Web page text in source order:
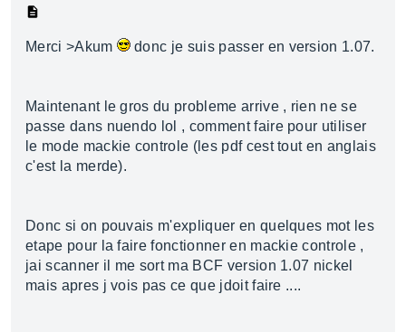
Merci >Akum donc je suis passer en version 1.07.
Maintenant le gros du probleme arrive , rien ne se
passe dans nuendo lol , comment faire pour utiliser
le mode mackie controle (les pdf cest tout en anglais
c'est la merde).
Donc si on pouvais m'expliquer en quelques mot les
etape pour la faire fonctionner en mackie controle ,
jai scanner il me sort ma BCF version 1.07 nickel
mais apres j vois pas ce que jdoit faire ....